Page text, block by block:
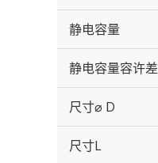
静电容量
静电容量容许差
尺寸⌀ D
尺寸L